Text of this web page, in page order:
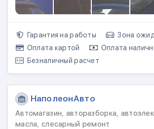
Гарантия на работы
Зона
Оплата картой
Оплата
Безналичный расчет
НаполеонАвто
Автомагазин, авторазборка,
масла, слесарный ремонт